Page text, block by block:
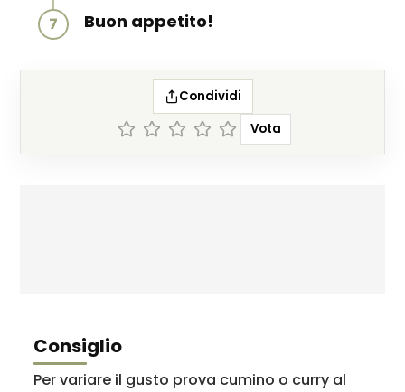
7 Buon appetito!
Condividi
Vota
Consiglio
Per variare il gusto prova cumino o curry al